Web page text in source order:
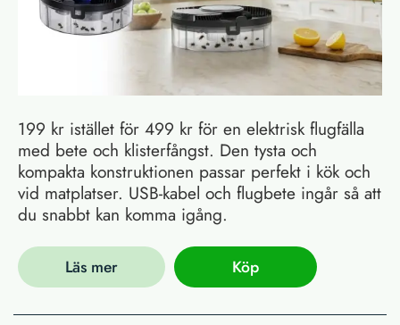
199 kr istället för 499 kr för en elektrisk flugfälla
med bete och klisterfångst. Den tysta och
kompakta konstruktionen passar perfekt i kök och
vid matplatser. USB-kabel och flugbete ingår så att
du snabbt kan komma igång.
Läs mer Köp